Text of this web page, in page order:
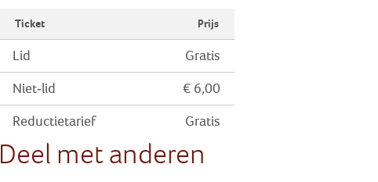
Ticket Prijs
Lid Gratis
Niet-lid € 6,00
Reductietarief Gratis
Deel met anderen